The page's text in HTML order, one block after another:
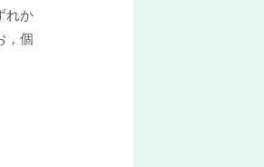
れか
，個